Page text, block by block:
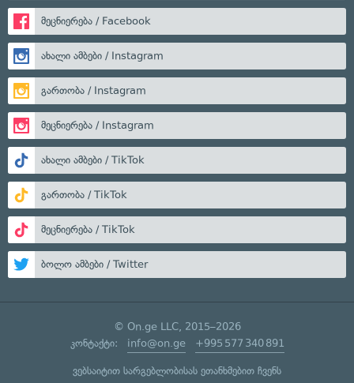
მეცნიერება / Facebook
ახალი ამბები / Instagram
გართობა / Instagram
მეცნიერება / Instagram
ახალი ამბები / TikTok
გართობა / TikTok
მეცნიერება / TikTok
ბოლო ამბები / Twitter
© On.ge LLC, 2015–2026
კონტაქტი: info@on.ge +995 577 340 891
ვებსაიტით სარგებლობისას ეთანხმებით ჩვენს